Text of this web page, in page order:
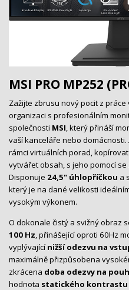
MSI PRO MP252
Zažijte zbrusu nový pocit z
organizaci s profesionálním
společnosti MSI, který přináší
vaší kanceláře nebo
rámci virtuálních porad,
vytvářet obsah, s jeho pomocí
Disponuje 24,5" úhlopříčkou a
který je na dané velikosti
vysokým výkonem.
O dokonale čistý a svižný obraz
100 Hz, přinášející oproti 60Hz
vyplývající nižší odezvu na
maximálně přizpůsobena
zkrácena doba odezvy na
hodnota statického kontrastu